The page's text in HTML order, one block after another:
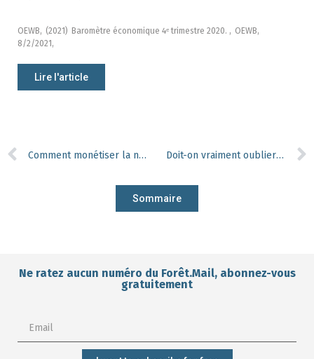
OEWB, (2021) Baromètre économique 4ᵉ trimestre 2020. , OEWB,
8/2/2021,
Lire l'article
Comment monétiser la nature sans lui porter préjudice ? Doit-on vraiment oublier le hêtre ?
Sommaire
Ne ratez aucun numéro du Forêt.Mail, abonnez-vous
gratuitement